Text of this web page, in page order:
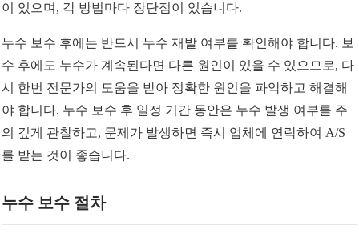
이 있으며, 각 방법마다 장단점이 있습니다.
누수 보수 후에는 반드시 누수 재발 여부를 확인해야 합니다. 보
수 후에도 누수가 계속된다면 다른 원인이 있을 수 있으므로, 다
시 한번 전문가의 도움을 받아 정확한 원인을 파악하고 해결해
야 합니다. 누수 보수 후 일정 기간 동안은 누수 발생 여부를 주
의 깊게 관찰하고, 문제가 발생하면 즉시 업체에 연락하여 A/S
를 받는 것이 좋습니다.
누수 보수 절차